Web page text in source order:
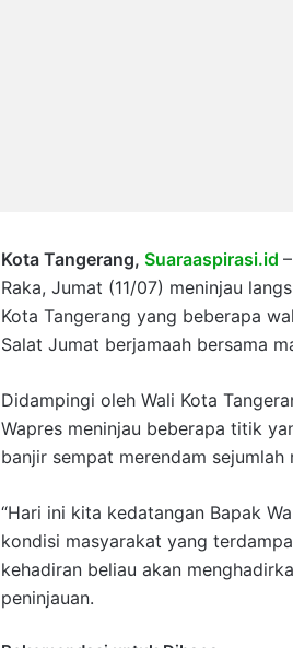
Kota Tangerang, Suaraaspirasi.id
Raka, Jumat (11/07) meninjau
Kota Tangerang yang beberapa
Salat Jumat berjamaah bersama
Didampingi oleh Wali Kota
Wapres meninjau beberapa titik
banjir sempat merendam
“Hari ini kita kedatangan Bapak
kondisi masyarakat yang
kehadiran beliau akan
peninjauan.